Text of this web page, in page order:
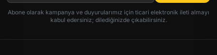
Abone olarak kampanya ve duyurularımız için ticari elektronik ileti almayı
kabul edersiniz; dilediğinizde çıkabilirsiniz.